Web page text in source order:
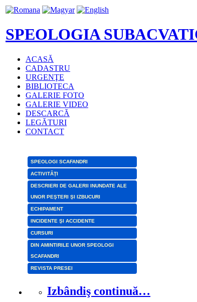
SPEOLOGIA
ACASĂ
CADASTRU
URGENŢE
BIBLIOTECA
GALERIE FOTO
GALERIE VIDEO
DESCARCĂ
LEGĂTURI
CONTACT
SPEOLOGI SCAFANDRI
ACTIVITĂŢI
DESCRIERI DE GALERII INUNDATE ALE
UNOR PEŞTERI ŞI IZBUCURI
ECHIPAMENT
INCIDENTE ŞI ACCIDENTE
CURSURI
DIN AMINTIRILE UNOR SPEOLOGI
SCAFANDRI
REVISTA PRESEI
Izbândiş continuă…